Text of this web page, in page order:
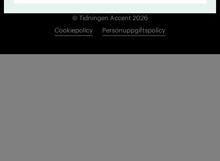
© Tidningen Accent 2026
Cookiepolicy
Personuppgiftspolicy